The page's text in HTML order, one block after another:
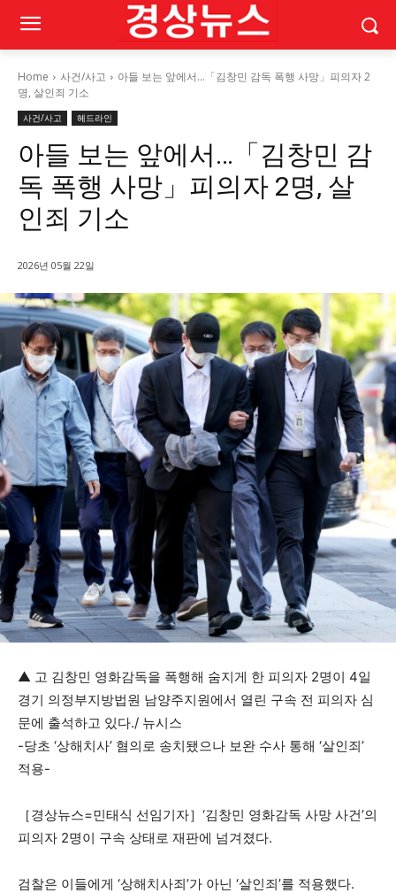
Home 사건/사고
아들 보는 앞에서…「김창민 감독 폭행 사망」피의자 2
명, 살인죄 기소
사건/사고 헤드라인
아들 보는 앞에서…「김창민 감
독 폭행 사망」피의자 2명, 살
인죄 기소
2026년 05월 22일
▲ 고 김창민 영화감독을 폭행해 숨지게 한 피의자 2명이 4일
경기 의정부지방법원 남양주지원에서 열린 구속 전 피의자 심
문에 출석하고 있다./ 뉴시스
-당초 ‘상해치사’ 혐의로 송치됐으나 보완 수사 통해 ‘살인죄’
적용-
［경상뉴스=민태식 선임기자］‘김창민 영화감독 사망 사건’의
피의자 2명이 구속 상태로 재판에 넘겨졌다.
검찰은 이들에게 ‘상해치사죄’가 아닌 ‘살인죄’를 적용했다.